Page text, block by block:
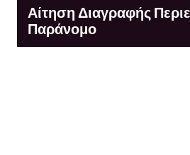
Αίτηση Διαγραφής
Παράνομο